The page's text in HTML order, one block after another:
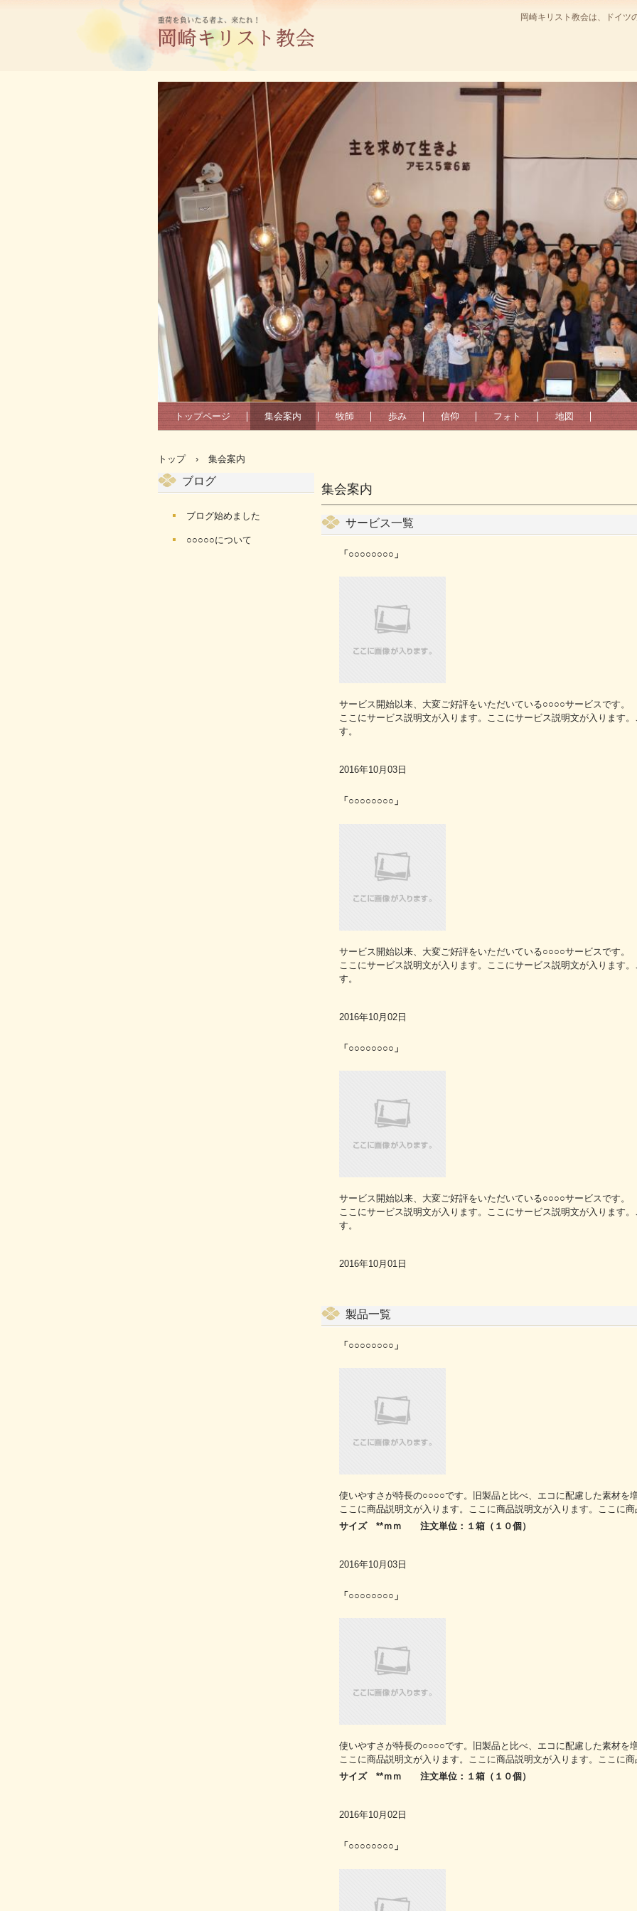
岡崎キリスト教会は、ドイツ
トップページ 集会案内 牧師 歩み 信仰 フォト 地図
トップ › 集会案内
集会案内
サービス一覧
「○○○○○○○○」
サービス開始以来、大変ご好評をいただいている○○○○サービスです。
ここにサービス説明文が入ります。ここにサービス説明文が入ります
す。
2016年10月03日
「○○○○○○○○」
サービス開始以来、大変ご好評をいただいている○○○○サービスです。
ここにサービス説明文が入ります。ここにサービス説明文が入ります
す。
2016年10月02日
「○○○○○○○○」
サービス開始以来、大変ご好評をいただいている○○○○サービスです。
ここにサービス説明文が入ります。ここにサービス説明文が入ります
す。
2016年10月01日
製品一覧
「○○○○○○○○」
使いやすさが特長の○○○○です。旧製品と比べ、エコに配慮した素材を
ここに商品説明文が入ります。ここに商品説明文が入ります。ここに商
サイズ **ｍｍ 注文単位：１箱（１０個）
2016年10月03日
「○○○○○○○○」
使いやすさが特長の○○○○です。旧製品と比べ、エコに配慮した素材を
ここに商品説明文が入ります。ここに商品説明文が入ります。ここに商
サイズ **ｍｍ 注文単位：１箱（１０個）
2016年10月02日
「○○○○○○○○」
ブログ
ブログ始めました
○○○○○について